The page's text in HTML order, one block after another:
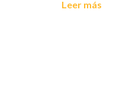
Leer más